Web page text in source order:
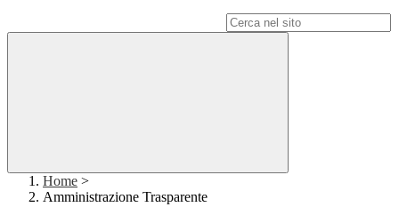
Home >
Amministrazione Trasparente